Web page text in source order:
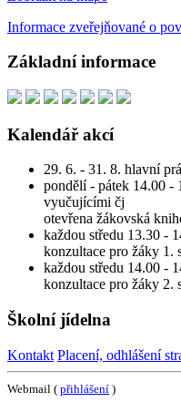
Informace zveřejňované o
Základní informace
Kalendář akcí
29. 6. - 31. 8. hlavní
pondělí - pátek 14.00 -
vyučujícími čj
otevřena žákovská
každou středu 13.30 -
konzultace pro žáky 1.
každou středu 14.00 -
konzultace pro žáky 2.
Školní jídelna
Kontakt Placení, odhlášení
Webmail ( přihlášení )